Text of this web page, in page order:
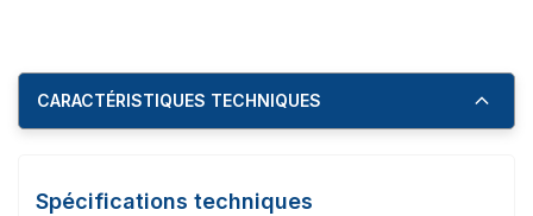
CARACTÉRISTIQUES TECHNIQUES
Spécifications techniques